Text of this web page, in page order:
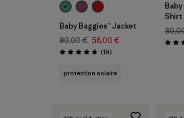
Baby Baggies™ Jacket
80,00 € 56,00 €
Évaluation: 4.7 / 5
(19Avis
)
protection solaire
Shirt